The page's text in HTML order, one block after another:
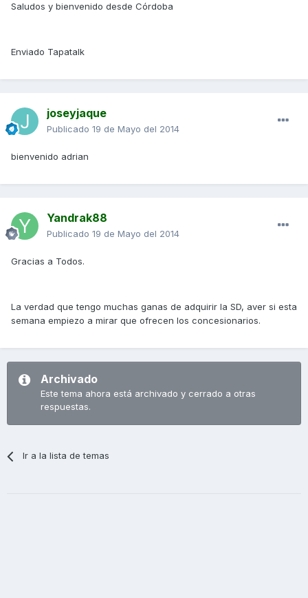
Saludos y bienvenido desde Córdoba
Enviado Tapatalk
joseyjaque
Publicado 19 de Mayo del 2014
bienvenido adrian
Yandrak88
Publicado 19 de Mayo del 2014
Gracias a Todos.
La verdad que tengo muchas ganas de adquirir la SD, aver si esta
semana empiezo a mirar que ofrecen los concesionarios.
Archivado
Este tema ahora está archivado y cerrado a otras
respuestas.
Ir a la lista de temas